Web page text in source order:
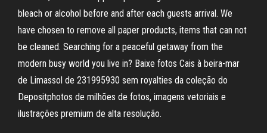
bleach or alcohol before and after each guests arrival. We
have chosen to remove all paper products, items that can not
be cleaned. Searching for a peaceful getaway from the
modern busy world you live in? Baixe fotos Cais à beira-mar
de Limassol de 231995930 sem royalties da coleção do
Depositphotos de milhões de fotos, imagens vetoriais e
ilustrações premium de alta resolução.